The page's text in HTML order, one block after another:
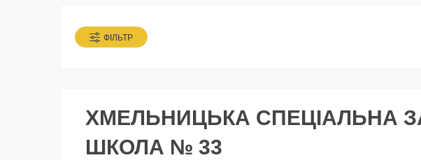
ФІЛЬТР
ХМЕЛЬНИЦЬКА СПЕЦІАЛЬНА
ШКОЛА № 33